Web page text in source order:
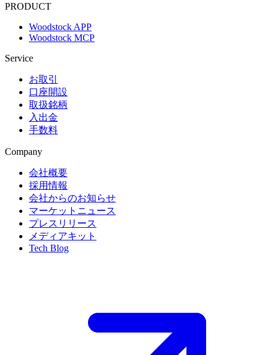
PRODUCT
Woodstock APP
Woodstock MCP
Service
お取引
口座開設
取扱銘柄
入出金
手数料
Company
会社概要
採用情報
会社からのお知らせ
マーケットニュース
プレスリリース
メディアキット
Tech Blog